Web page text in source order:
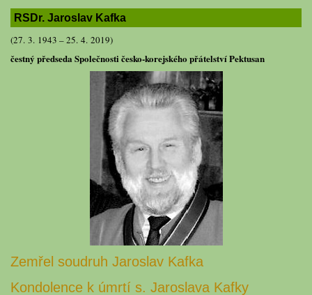
RSDr. Jaroslav Kafka
(27. 3. 1943 – 25. 4. 2019)
čestný předseda Společnosti česko-korejského přátelství Pektusan
Zemřel soudruh Jaroslav Kafka
Kondolence k úmrtí s. Jaroslava Kafky